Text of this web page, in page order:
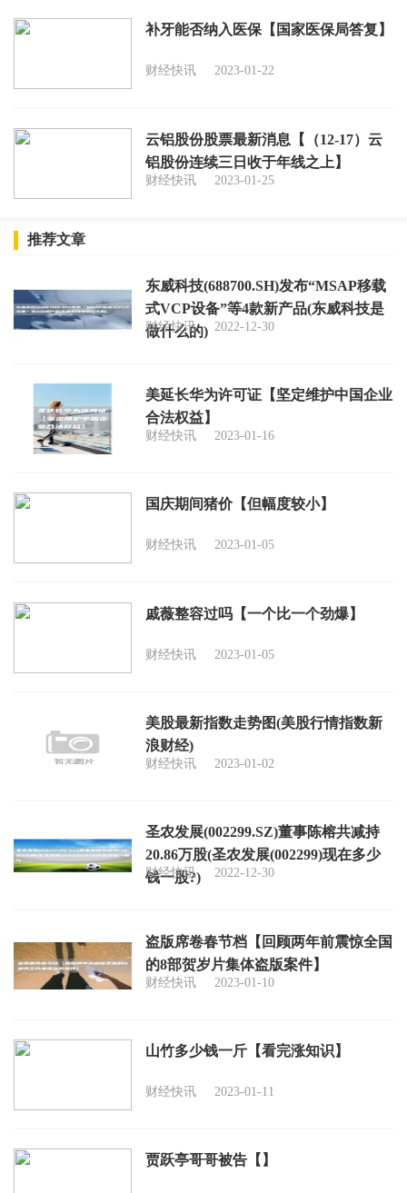
补牙能否纳入医保【国家医保局答复】
财经快讯 2023-01-22
云铝股份股票最新消息【（12-17）云
铝股份连续三日收于年线之上】
财经快讯 2023-01-25
推荐文章
东威科技(688700.SH)发布“MSAP移载
式VCP设备”等4款新产品(东威科技是
做什么的)
财经快讯 2022-12-30
美延长华为许可证【坚定维护中国企业
合法权益】
财经快讯 2023-01-16
国庆期间猪价【但幅度较小】
财经快讯 2023-01-05
戚薇整容过吗【一个比一个劲爆】
财经快讯 2023-01-05
美股最新指数走势图(美股行情指数新
浪财经)
财经快讯 2023-01-02
圣农发展(002299.SZ)董事陈榕共减持
20.86万股(圣农发展(002299)现在多少
钱一股?)
财经快讯 2022-12-30
盗版席卷春节档【回顾两年前震惊全国
的8部贺岁片集体盗版案件】
财经快讯 2023-01-10
山竹多少钱一斤【看完涨知识】
财经快讯 2023-01-11
贾跃亭哥哥被告【】